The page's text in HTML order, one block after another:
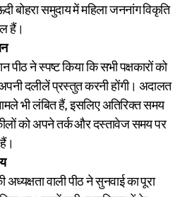
बोहरा समुदाय में महिला जननांग विकृति
हैं।
ने स्पष्ट किया कि सभी पक्षकारों को
दलीलें प्रस्तुत करनी होंगी। अदालत
भी लंबित हैं, इसलिए अतिरिक्त समय
को अपने तर्क और दस्तावेज समय पर
वाली पीठ ने सुनवाई का पूरा